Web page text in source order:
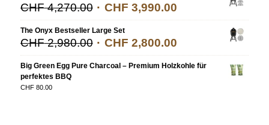
CHF4,270.00 CHF 3,990.00
The Onyx Bestseller Large Set
CHF2,980.00 CHF 2,800.00
Big Green Egg Pure Charcoal – Premium Holzkohle für
perfektes BBQ
CHF80.00